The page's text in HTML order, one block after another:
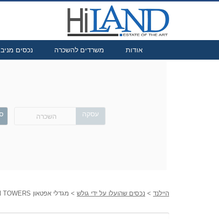
אודות משרדים להשכרה נכסים
השכרה עסקה
היילנד > נכסים שהועלו על ידי גולש > מגדלי אפטאון UPTOWN TOWERS בת ים